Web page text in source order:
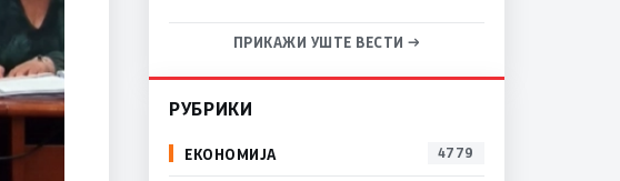
ПРИКАЖИ УШТЕ ВЕСТИ →
РУБРИКИ
ЕКОНОМИЈА 4779